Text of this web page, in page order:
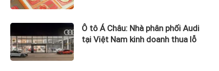
Ô tô Á Châu: Nhà phân phối Audi
tại Việt Nam kinh doanh thua lỗ